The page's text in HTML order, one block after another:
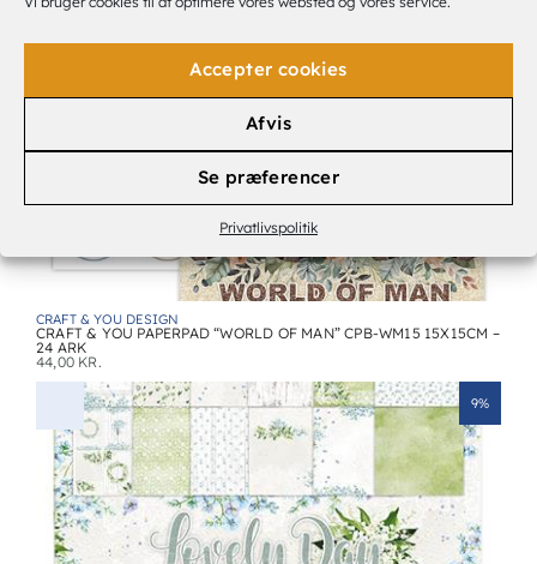
Accepter cookies
Afvis
Se præferencer
Privatlivspolitik
CRAFT & YOU SCRAPBOOKING SHEETS “WORLD OF MAN” CP-
10,00KR.
CRAFT & YOU DESIGN
CRAFT & YOU PAPERPAD “WORLD OF MAN” CPB-WM15 15X15CM –
24 ARK
44,00 KR.
9%